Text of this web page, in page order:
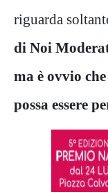
riguarda
di Noi
ma è ovvio
possa essere